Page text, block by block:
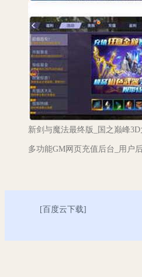
新剑与魔法最终版_国之巅峰
多功能GM网页充值后台_用户
[ 百度云下载]